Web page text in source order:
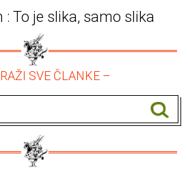
To je slika, samo slika
SVE ČLANKE –